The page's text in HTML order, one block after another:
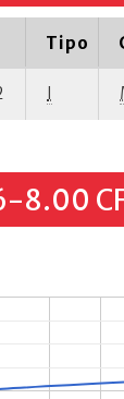
Tipo
I
8.00